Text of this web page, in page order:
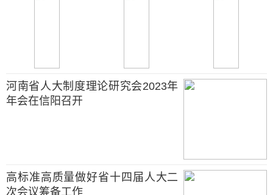
河南省人大制度理论研究会2023年
年会在信阳召开
高标准高质量做好省十四届人大二
次会议筹备工作